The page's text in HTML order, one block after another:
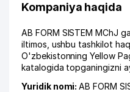
Kompaniya haqida
AB FORM SISTEM MChJ
iltimos, ushbu tashkilot
O'zbekistonning Yellow
katalogida topganingizni
Yuridik nomi:AB FORM